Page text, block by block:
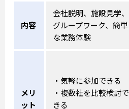
内容
会社説明、施設見学、
グループワーク、簡単
な業務体験
メリ
ット
・気軽に参加できる
・複数社を比較検討で
きる